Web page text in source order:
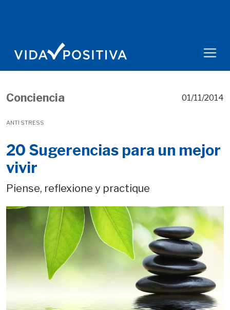
Conciencia
ANTI STRESS
01/11/2014
20 Sugerencias para un mejor
vivir
Piense, reflexione y practique